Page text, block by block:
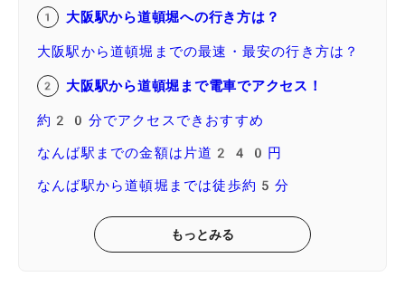
大阪駅から道頓堀への行き方は？
大阪駅から道頓堀までの最速・最安の行き方は？
大阪駅から道頓堀まで電車でアクセス！
約20分でアクセスできおすすめ
なんば駅までの金額は片道240円
なんば駅から道頓堀までは徒歩約5分
もっとみる